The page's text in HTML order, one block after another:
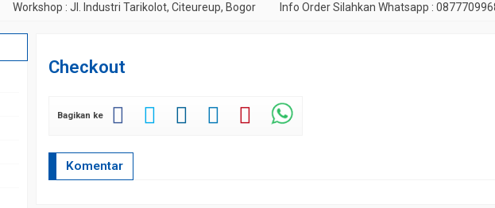
Workshop : Jl. Industri Tarikolot, Citeureup, Bogor Info Order Silahkan Whatsapp :
Checkout
Bagikan ke
Komentar